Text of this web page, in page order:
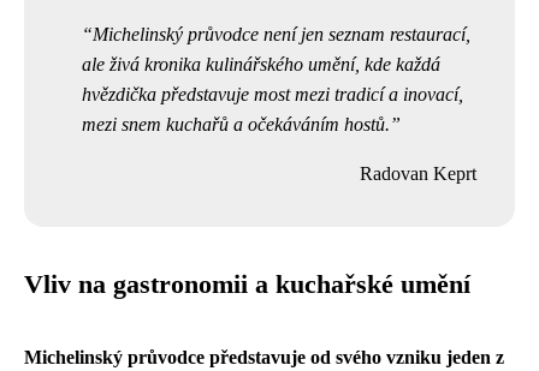
Michelinský průvodce není jen seznam restaurací,
ale živá kronika kulinářského umění, kde každá
hvězdička představuje most mezi tradicí a inovací,
mezi snem kuchařů a očekáváním hostů.
Radovan Keprt
Vliv na gastronomii a kuchařské umění
Michelinský průvodce představuje od svého vzniku jeden z